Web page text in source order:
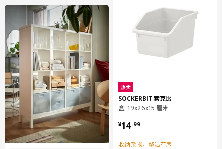
保养说明
必要的话，用软布蘸水和中性洗涤剂或皂液擦拭干净。
环境和材料
聚丙烯塑料（至少50%回收材料）
组装说明和文件
货号 组装手册
005.150.23 PANSARTAX 潘萨塔 附盖储物盒
热卖
SOCKERBIT 索克比
盒, 19x26x15 厘米
¥14.99
¥ 14.99
收纳杂物，整洁有序